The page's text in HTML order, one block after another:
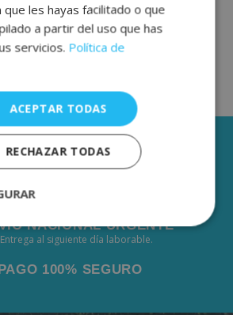
AÑOS DE GARANTÍA
De 2 a 3 días laborables.
NACIONAL URGENTE
Entrega al siguiente día laborable.
100% SEGURO
que les hayas facilitado o que
a partir del uso que has
servicios. Política de
ACEPTAR TODAS
RECHAZAR TODAS
Rendimiento